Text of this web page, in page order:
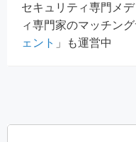
セキュリティ専門メ
ィ専門家のマッチング
ェント 」も運営中